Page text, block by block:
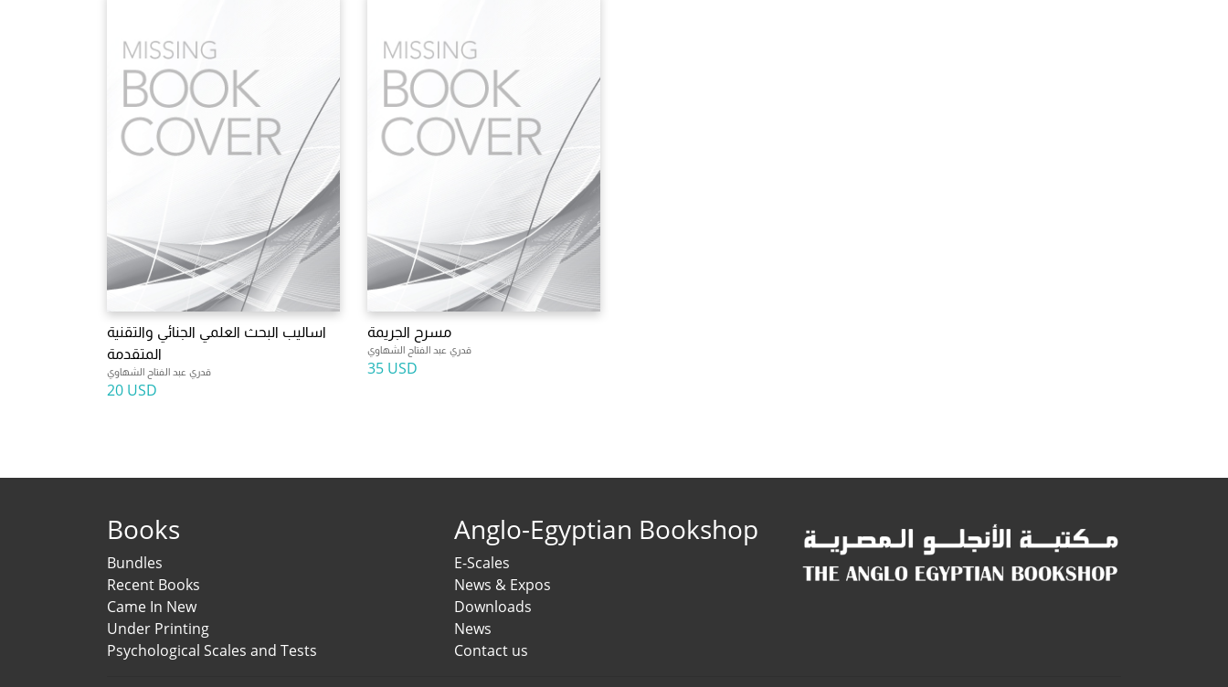
اساليب البحث العلمي الجنائي والتقنية
المتقدمة
قدري عبد الفتاح الشهاوي
20 USD
مسرح الجريمة
قدري عبد الفتاح الشهاوي
35 USD
Books
Bundles
Recent Books
Came In New
Under Printing
Psychological Scales and Tests
Anglo-Egyptian Bookshop
E-Scales
News & Expos
Downloads
News
Contact us